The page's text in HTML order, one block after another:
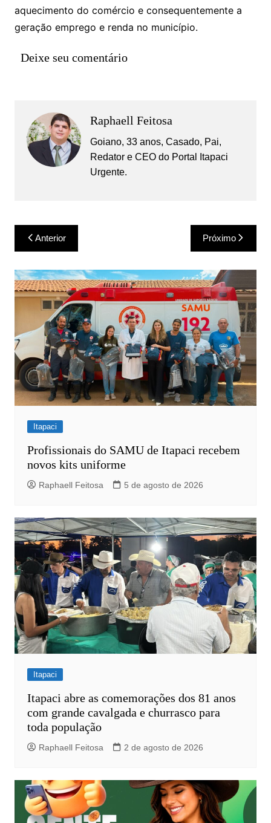
aquecimento do comércio e consequentemente a
geração emprego e renda no município.
Deixe seu comentário
Raphaell Feitosa
Goiano, 33 anos, Casado, Pai,
Redator e CEO do Portal Itapaci
Urgente.
Navegação
de
Post
Anterior Próximo
Itapaci
Profissionais do SAMU de Itapaci recebem
novos kits uniforme
Raphaell Feitosa 5 de agosto de 2026
Itapaci
Itapaci abre as comemorações dos 81 anos
com grande cavalgada e churrasco para
toda população
Raphaell Feitosa 2 de agosto de 2026